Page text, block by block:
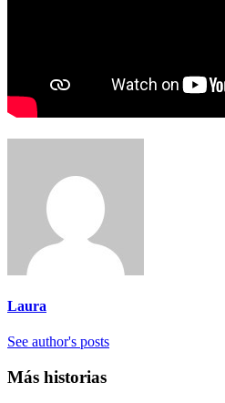
Laura
See author's posts
Más historias